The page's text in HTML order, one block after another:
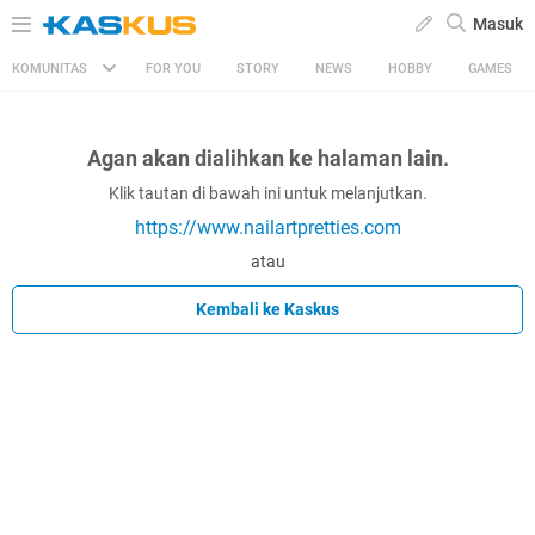
Masuk
KOMUNITAS FOR YOU STORY NEWS HOBBY GAMES
Agan akan dialihkan ke halaman lain.
Klik tautan di bawah ini untuk melanjutkan.
https://www.nailartpretties.com
atau
Kembali ke Kaskus